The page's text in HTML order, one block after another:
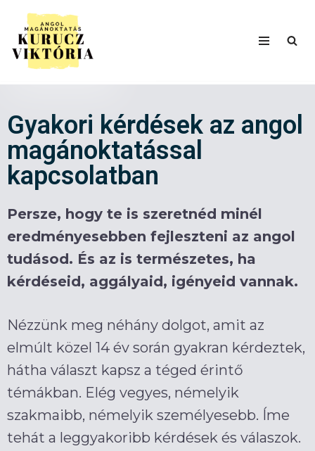
Skip
to
content
Gyakori kérdések az angol
magánoktatással
kapcsolatban
Persze, hogy te is szeretnéd minél
eredményesebben fejleszteni az angol
tudásod. És az is természetes, ha
kérdéseid, aggályaid, igényeid vannak.
Nézzünk meg néhány dolgot, amit az
elmúlt közel 14 év során gyakran kérdeztek,
hátha választ kapsz a téged érintő
témákban. Elég vegyes, némelyik
szakmaibb, némelyik személyesebb. Íme
tehát a leggyakoribb kérdések és válaszok.